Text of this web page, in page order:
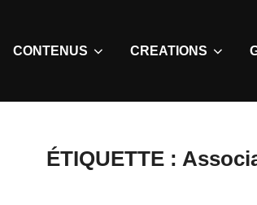
CONTENUS CREATIONS
ÉTIQUETTE :